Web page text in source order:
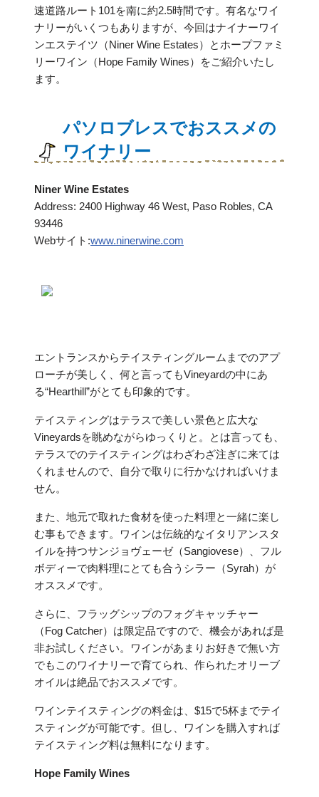
速道路ルート101を南に約2.5時間です。有名なワイ
ナリーがいくつもありますが、今回はナイナーワイ
ンエステイツ（Niner Wine Estates）とホープファミ
リーワイン（Hope Family Wines）をご紹介いたし
ます。
パソロブレスでおススメの
ワイナリー
Niner Wine Estates
Address: 2400 Highway 46 West, Paso Robles, CA
93446
Webサイト:www.ninerwine.com
エントランスからテイスティングルームまでのアプ
ローチが美しく、何と言ってもVineyardの中にあ
る“Hearthill”がとても印象的です。
テイスティングはテラスで美しい景色と広大な
Vineyardsを眺めながらゆっくりと。とは言っても、
テラスでのテイスティングはわざわざ注ぎに来ては
くれませんので、自分で取りに行かなければいけま
せん。
また、地元で取れた食材を使った料理と一緒に楽し
む事もできます。ワインは伝統的なイタリアンスタ
イルを持つサンジョヴェーゼ（Sangiovese）、フル
ボディーで肉料理にとても合うシラー（Syrah）が
オススメです。
さらに、フラッグシップのフォグキャッチャー
（Fog Catcher）は限定品ですので、機会があれば是
非お試しください。ワインがあまりお好きで無い方
でもこのワイナリーで育てられ、作られたオリーブ
オイルは絶品でおススメです。
ワインテイスティングの料金は、$15で5杯までテイ
スティングが可能です。但し、ワインを購入すれば
テイスティング料は無料になります。
Hope Family Wines